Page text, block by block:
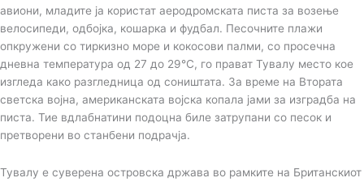
авиони, младите ја користат аеродромската писта за возење
велосипеди, одбојка, кошарка и фудбал. Песочните плажи
опкружени со тиркизно море и кокосови палми, со просечна
дневна температура од 27 до 29°C, го прават Тувалу место кое
изгледа како разгледница од соништата. За време на Втората
светска војна, американската војска копала јами за изградба на
писта. Тие вдлабнатини подоцна биле затрупани со песок и
претворени во станбени подрачја.
Тувалу е суверена островска држава во рамките на Британскиот